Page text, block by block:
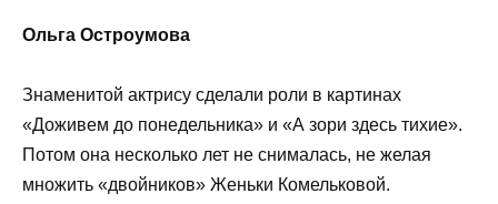
Ольга Остроумова
Знаменитой актрису сделали роли в картинах
«Доживем до понедельника» и «А зори здесь тихие».
Потом она несколько лет не снималась, не желая
множить «двойников» Женьки Комельковой.